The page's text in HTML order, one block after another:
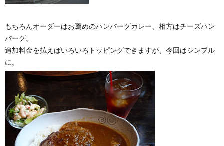
もちろんオーダーはお薦めのハンバーグカレー、相方はチーズハン
バーグ。
追加料金を払えばいろいろトッピングできますが、今回はシンプル
に。